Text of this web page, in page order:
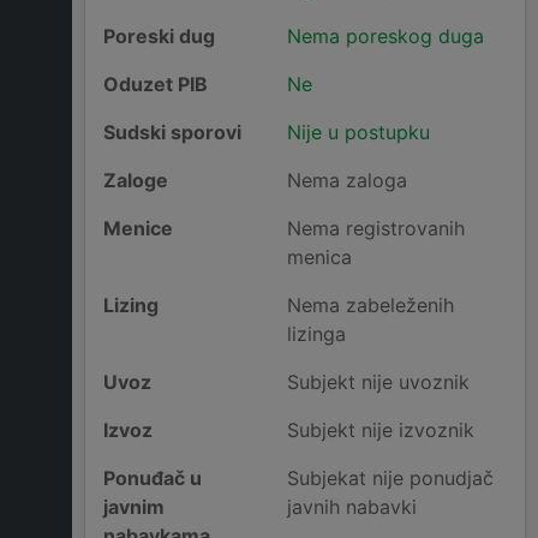
Poreski dug
Nema poreskog duga
Oduzet PIB
Ne
Sudski sporovi
Nije u postupku
Zaloge
Nema zaloga
Menice
Nema registrovanih
menica
Lizing
Nema zabeleženih
lizinga
Uvoz
Subjekt nije uvoznik
Izvoz
Subjekt nije izvoznik
Ponuđač u
javnim
Subjekat nije ponudjač
javnih nabavki